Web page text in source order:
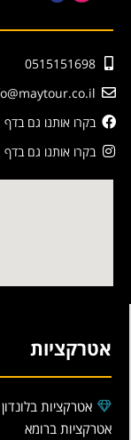
0515151698
בקרו אותנו גם בדף
בקרו אותנו גם
אטרקציות
אטרקציות בלונדון
אטרקציות ברומא